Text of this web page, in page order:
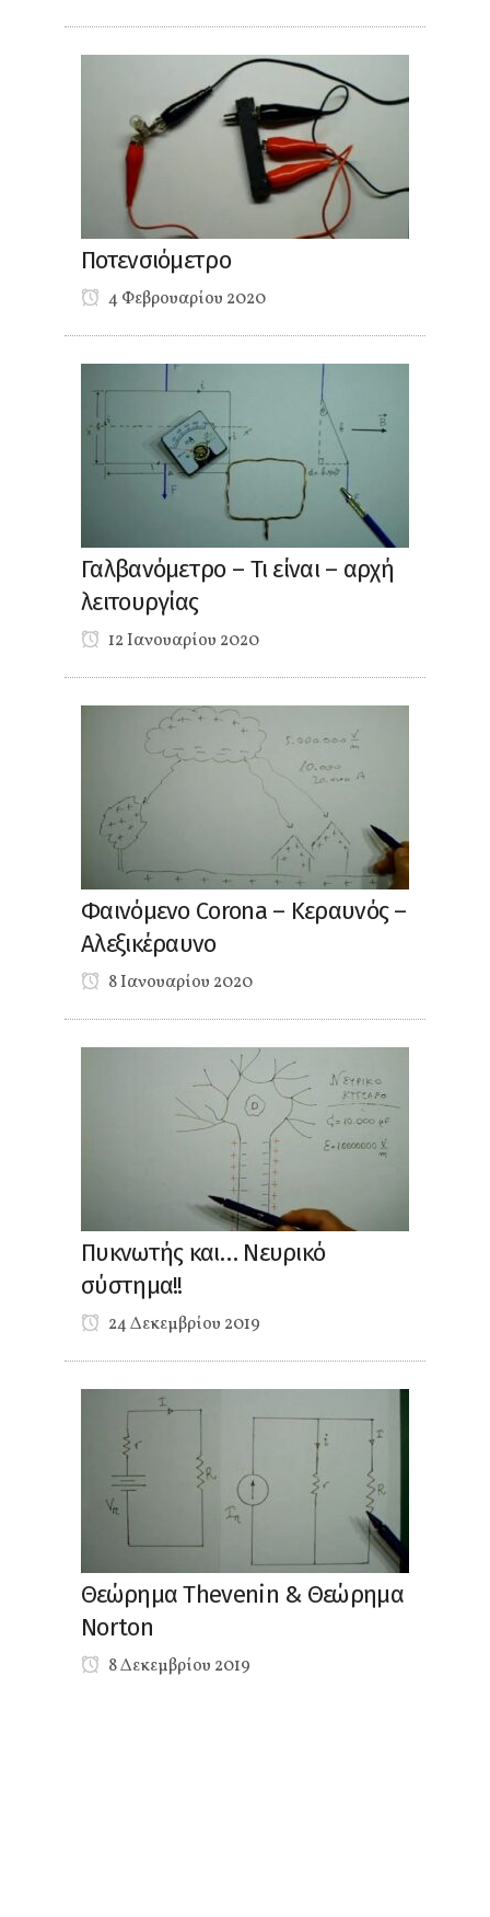
Ποτενσιόμετρο
4 Φεβρουαρίου 2020
Γαλβανόμετρο – Τι είναι – αρχή
λειτουργίας
12 Ιανουαρίου 2020
Φαινόμενο Corona – Κεραυνός –
Αλεξικέραυνο
8 Ιανουαρίου 2020
Πυκνωτής και… Νευρικό
σύστημα!!
24 Δεκεμβρίου 2019
Θεώρημα Thevenin & Θεώρημα
Norton
8 Δεκεμβρίου 2019